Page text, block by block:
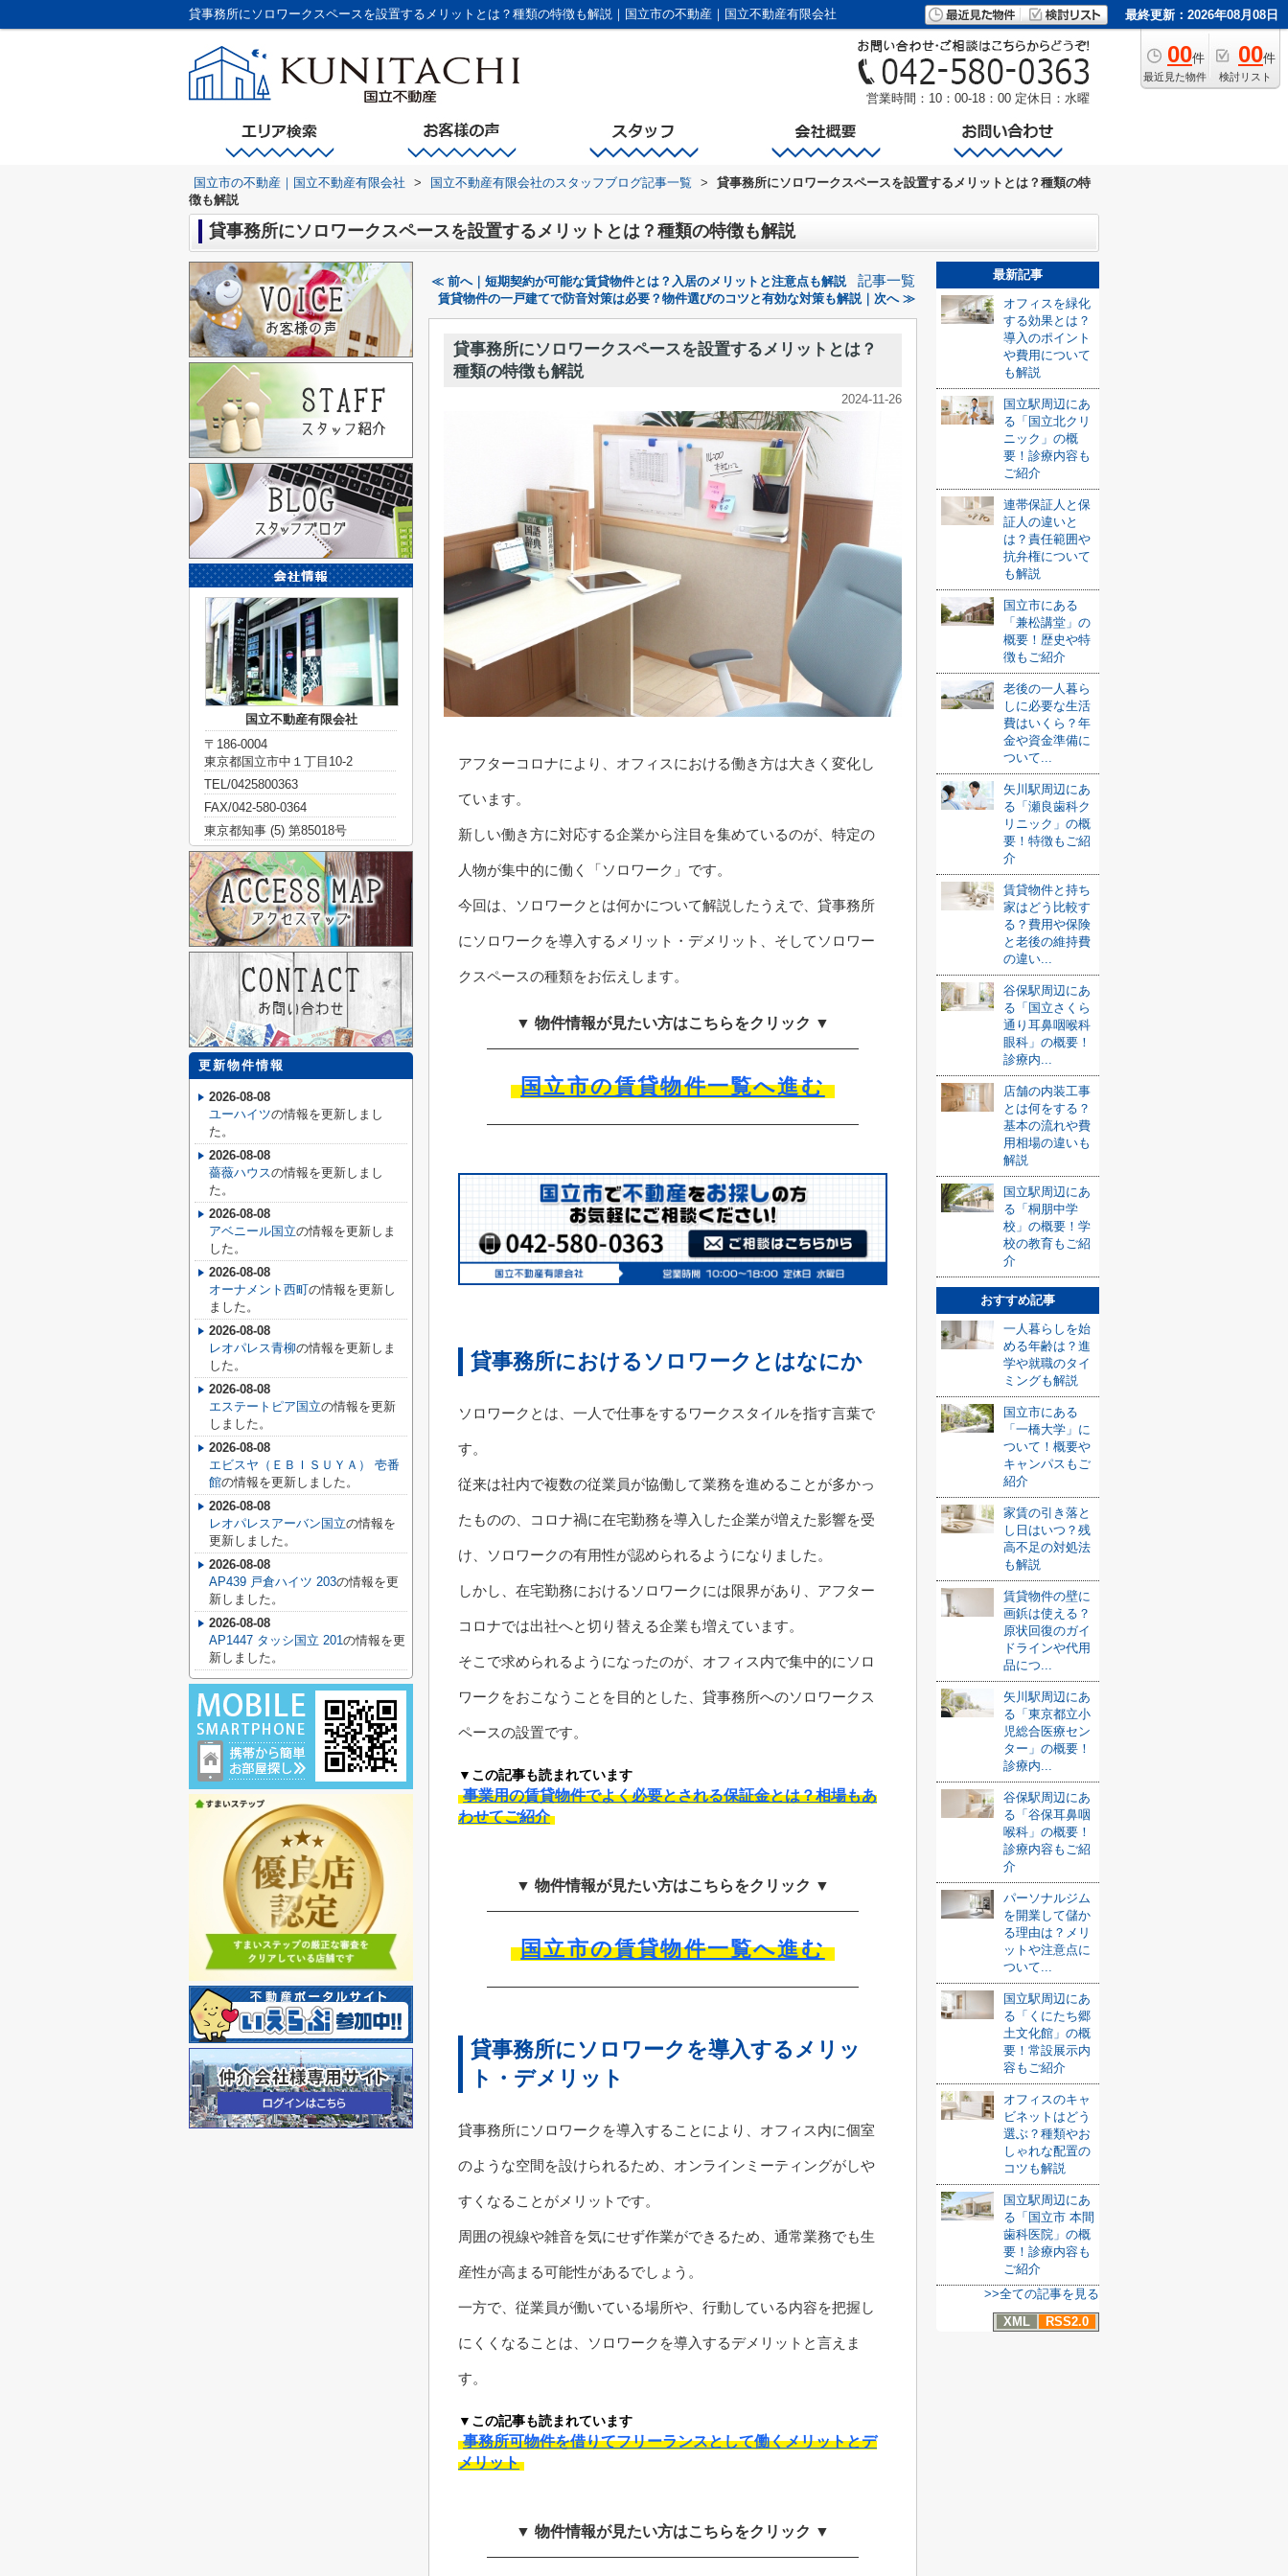
貸事務所にソロワークスペースを設置するメリットとは？種類の特徴も解説｜国立市の不動産｜国立不動産有限会社 最終更新：2026年08月08日
00件
最近見た物件
00件
検討リスト
営業時間：10：00-18：00 定休日：水曜
国立市の不動産｜国立不動産有限会社 > 国立不動産有限会社のスタッフブログ記事一覧 >
貸事務所にソロワークスペースを設置するメリットとは？種類の特
徴も解説
貸事務所にソロワークスペースを設置するメリットとは？種類の特徴も解説
≪ 前へ｜短期契約が可能な賃貸物件とは？入居のメリットと注意点も解説 記事一覧
賃貸物件の一戸建てで防音対策は必要？物件選びのコツと有効な対策も解説｜次へ ≫
貸事務所にソロワークスペースを設置するメリットとは？
種類の特徴も解説
2024-11-26
アフターコロナにより、オフィスにおける働き方は大きく変化し
ています。
新しい働き方に対応する企業から注目を集めているのが、特定の
人物が集中的に働く「ソロワーク」です。
今回は、ソロワークとは何かについて解説したうえで、貸事務所
にソロワークを導入するメリット・デメリット、そしてソロワー
クスペースの種類をお伝えします。
▼ 物件情報が見たい方はこちらをクリック ▼
国立市の賃貸物件一覧へ進む
貸事務所におけるソロワークとはなにか
ソロワークとは、一人で仕事をするワークスタイルを指す言葉で
す。
従来は社内で複数の従業員が協働して業務を進めることが多かっ
たものの、コロナ禍に在宅勤務を導入した企業が増えた影響を受
け、ソロワークの有用性が認められるようになりました。
しかし、在宅勤務におけるソロワークには限界があり、アフター
コロナでは出社へと切り替える企業も増えています。
そこで求められるようになったのが、オフィス内で集中的にソロ
ワークをおこなうことを目的とした、貸事務所へのソロワークス
ペースの設置です。
▼この記事も読まれています
事業用の賃貸物件でよく必要とされる保証金とは？相場もあ
わせてご紹介
▼ 物件情報が見たい方はこちらをクリック ▼
国立市の賃貸物件一覧へ進む
貸事務所にソロワークを導入するメリッ
ト・デメリット
貸事務所にソロワークを導入することにより、オフィス内に個室
のような空間を設けられるため、オンラインミーティングがしや
すくなることがメリットです。
周囲の視線や雑音を気にせず作業ができるため、通常業務でも生
産性が高まる可能性があるでしょう。
一方で、従業員が働いている場所や、行動している内容を把握し
にくくなることは、ソロワークを導入するデメリットと言えま
す。
▼この記事も読まれています
事務所可物件を借りてフリーランスとして働くメリットとデ
メリット
▼ 物件情報が見たい方はこちらをクリック ▼
最新記事
オフィスを緑化
する効果とは？
導入のポイント
や費用について
も解説
国立駅周辺にあ
る「国立北クリ
ニック」の概
要！診療内容も
ご紹介
連帯保証人と保
証人の違いと
は？責任範囲や
抗弁権について
も解説
国立市にある
「兼松講堂」の
概要！歴史や特
徴もご紹介
老後の一人暮ら
しに必要な生活
費はいくら？年
金や資金準備に
ついて...
矢川駅周辺にあ
る「瀬良歯科ク
リニック」の概
要！特徴もご紹
介
賃貸物件と持ち
家はどう比較す
る？費用や保険
と老後の維持費
の違い...
谷保駅周辺にあ
る「国立さくら
通り耳鼻咽喉科
眼科」の概要！
診療内...
店舗の内装工事
とは何をする？
基本の流れや費
用相場の違いも
解説
国立駅周辺にあ
る「桐朋中学
校」の概要！学
校の教育もご紹
介
おすすめ記事
一人暮らしを始
める年齢は？進
学や就職のタイ
ミングも解説
国立市にある
「一橋大学」に
ついて！概要や
キャンパスもご
紹介
家賃の引き落と
し日はいつ？残
高不足の対処法
も解説
賃貸物件の壁に
画鋲は使える？
原状回復のガイ
ドラインや代用
品につ...
矢川駅周辺にあ
る「東京都立小
児総合医療セン
ター」の概要！
診療内...
谷保駅周辺にあ
る「谷保耳鼻咽
喉科」の概要！
診療内容もご紹
介
パーソナルジム
を開業して儲か
る理由は？メリ
ットや注意点に
ついて...
国立駅周辺にあ
る「くにたち郷
土文化館」の概
要！常設展示内
容もご紹介
オフィスのキャ
ビネットはどう
選ぶ？種類やお
しゃれな配置の
コツも解説
国立駅周辺にあ
る「国立市 本間
歯科医院」の概
要！診療内容も
ご紹介
>>全ての記事を見る
XML
RSS2.0
国立不動産有限会社
〒186-0004
東京都国立市中１丁目10-2
TEL/0425800363
FAX/042-580-0364
東京都知事 (5) 第85018号
更新物件情報
2026-08-08
ユーハイツの情報を更新しまし
た。
2026-08-08
薔薇ハウスの情報を更新しまし
た。
2026-08-08
アベニール国立の情報を更新しま
した。
2026-08-08
オーナメント西町の情報を更新し
ました。
2026-08-08
レオパレス青柳の情報を更新しま
した。
2026-08-08
エステートピア国立の情報を更新
しました。
2026-08-08
エビスヤ（ＥＢＩＳＵＹＡ） 壱番
館の情報を更新しました。
2026-08-08
レオパレスアーバン国立の情報を
更新しました。
2026-08-08
AP439 戸倉ハイツ 203の情報を更
新しました。
2026-08-08
AP1447 タッシ国立 201の情報を更
新しました。